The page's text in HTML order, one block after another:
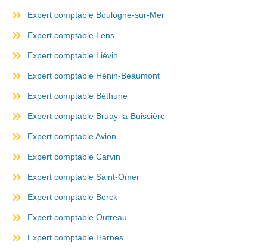
Expert comptable Boulogne-sur-Mer
Expert comptable Lens
Expert comptable Liévin
Expert comptable Hénin-Beaumont
Expert comptable Béthune
Expert comptable Bruay-la-Buissière
Expert comptable Avion
Expert comptable Carvin
Expert comptable Saint-Omer
Expert comptable Berck
Expert comptable Outreau
Expert comptable Harnes